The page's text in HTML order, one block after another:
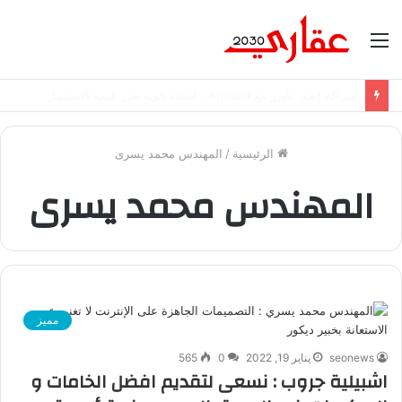
القائمة
الرئيسية / المهندس محمد يسرى
المهندس محمد يسرى
مميز
seonews يناير 19, 2022 0
565
اشبيلية جروب : نسعى لتقديم افضل الخامات و